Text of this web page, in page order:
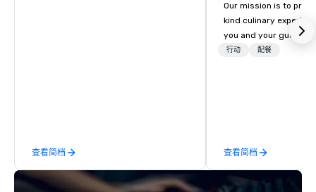
Hyatt Place
Dallas North
Galleria
Sonesta
Simply Suites
Dallas Galleria
Embassy
Suites by
Hilton Dallas
查看简档
Our mission is to
kind culinary
you and your guests
memories and
catering industry.
行动 配餐
查看简档